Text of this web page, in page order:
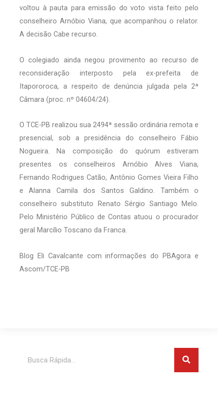
voltou à pauta para emissão do voto vista feito pelo
conselheiro Arnóbio Viana, que acompanhou o relator.
A decisão Cabe recurso.
O colegiado ainda negou provimento ao recurso de
reconsideração interposto pela ex-prefeita de
Itapororoca, a respeito de denúncia julgada pela 2ª
Câmara (proc. nº 04604/24).
O TCE-PB realizou sua 2494ª sessão ordinária remota e
presencial, sob a presidência do conselheiro Fábio
Nogueira. Na composição do quórum estiveram
presentes os conselheiros Arnóbio Alves Viana,
Fernando Rodrigues Catão, Antônio Gomes Vieira Filho
e Alanna Camila dos Santos Galdino. Também o
conselheiro substituto Renato Sérgio Santiago Melo.
Pelo Ministério Público de Contas atuou o procurador
geral Marcílio Toscano da Franca.
Blog Eli Cavalcante com informações do PBAgora e
Ascom/TCE-PB